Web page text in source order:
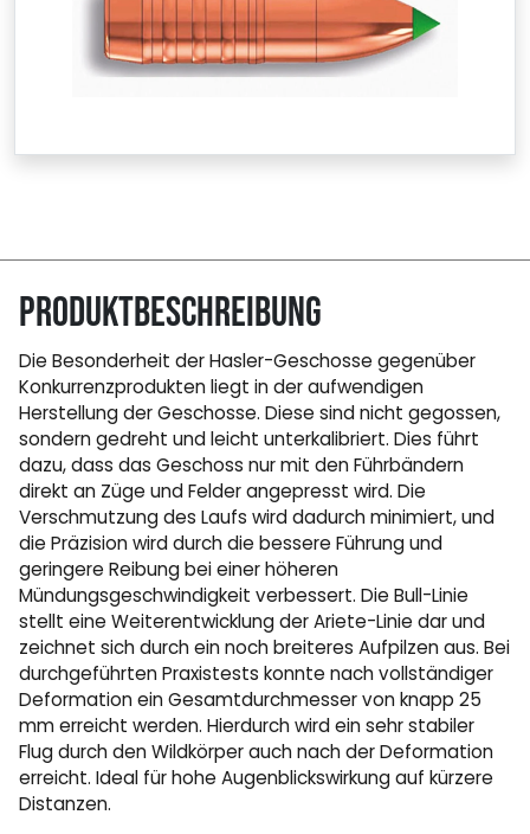
Produktbeschreibung
Die Besonderheit der Hasler-Geschosse gegenüber
Konkurrenzprodukten liegt in der aufwendigen
Herstellung der Geschosse. Diese sind nicht gegossen,
sondern gedreht und leicht unterkalibriert. Dies führt
dazu, dass das Geschoss nur mit den Führbändern
direkt an Züge und Felder angepresst wird. Die
Verschmutzung des Laufs wird dadurch minimiert, und
die Präzision wird durch die bessere Führung und
geringere Reibung bei einer höheren
Mündungsgeschwindigkeit verbessert. Die Bull-Linie
stellt eine Weiterentwicklung der Ariete-Linie dar und
zeichnet sich durch ein noch breiteres Aufpilzen aus. Bei
durchgeführten Praxistests konnte nach vollständiger
Deformation ein Gesamtdurchmesser von knapp 25
mm erreicht werden. Hierdurch wird ein sehr stabiler
Flug durch den Wildkörper auch nach der Deformation
erreicht. Ideal für hohe Augenblickswirkung auf kürzere
Distanzen.